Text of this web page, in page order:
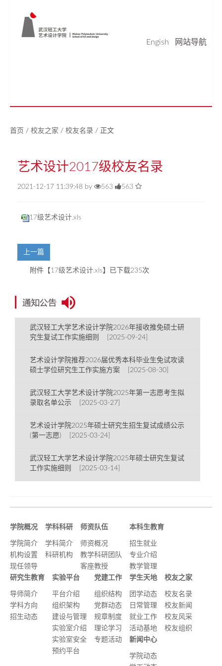
Engish
网站导航
首页 / 校友之家 / 校友名录 / 正文
艺术设计2017级校友名录
2021-12-17 11:39:48 by 563 563
17级艺术设计.xls
上一篇
附件【 17级艺术设计.xls】已下载235次
武汉轻工大学艺术设计学院2026年接收推免硕士研
究生复试工作实施细则 [2025-09-24]
艺术设计学院推荐2026届优秀本科毕业生免试攻读
硕士学位研究生工作实施方案 [2025-08-30]
武汉轻工大学艺术设计学院2025年第一志愿考生拟
录取名单公示 [2025-03-27]
艺术设计学院2025年硕士研究生招生复试成绩公示
(第一志愿) [2025-03-24]
武汉轻工大学艺术设计学院2025年硕士研究生复试
工作实施细则 [2025-03-14]
学院概况
学院简介
机构设置
现任领导
学科科研
学科简介
科研机构
师资队伍
师资概况
教学科研团队
客座教授
本科生教育
招生就业
专业介绍
教学管理
研究生教育
导师简介
学科方向
招生动态
实验平台
平台介绍
组织架构
建设与管理
实验室介绍
实验室安全
预约平台
党建工作
组织结构
党群动态
规章制度
理论学习
专题活动
学生天地
团学动态
日常管理
就业工作
活动基地
校友之家
校友名录
校友新闻
校友风采
校友组织
新闻中心
学院动态